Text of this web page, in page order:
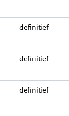
definitief
definitief
definitief